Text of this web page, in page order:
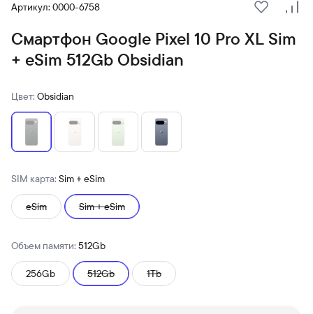
Артикул: 0000-6758
В
Смартфон Google Pixel 10 Pro XL Sim
+ eSim 512Gb Obsidian
Цвет: Obsidian
SIM карта: Sim + eSim
eSim Sim + eSim
Объем памяти: 512Gb
256Gb 512Gb 1Tb